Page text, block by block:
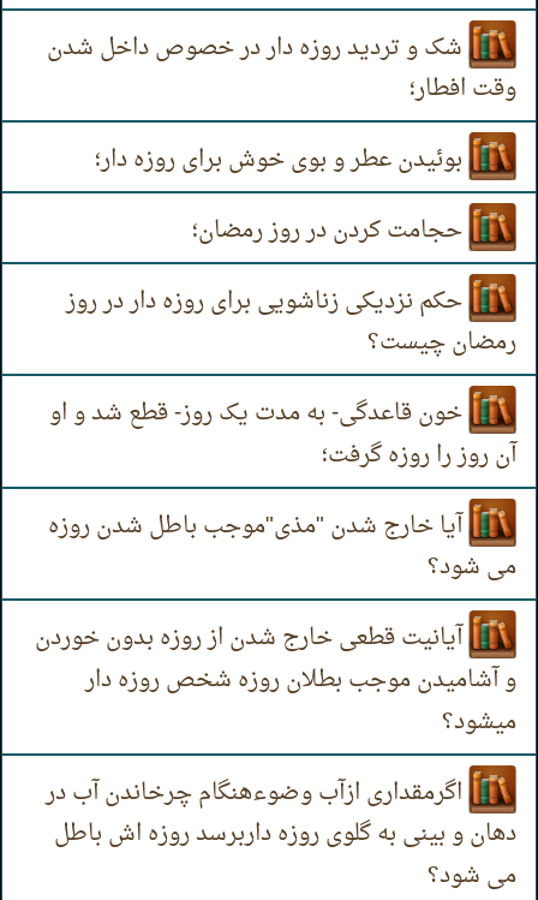
شک و تردید روزه دار در خصوص داخل شدن
وقت افطار؛
بوئیدن عطر و بوی خوش برای روزه دار؛
حجامت کردن در روز رمضان؛
حکم نزدیکی زناشویی برای روزه دار در روز
رمضان چیست؟
خون قاعدگی- به مدت یک روز- قطع شد و او
آن روز را روزه گرفت؛
آیا خارج شدن "مذی"موجب باطل شدن روزه
می شود؟
آیانیت قطعی خارج شدن از روزه بدون خوردن
و آشامیدن موجب بطلان روزه شخص روزه دار
میشود؟
اگرمقداری ازآب وضوءهنگام چرخاندن آب در
دهان و بینی به گلوی روزه داربرسد روزه اش باطل
می شود؟